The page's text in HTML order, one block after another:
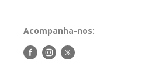
Acompanha-nos:
Siga-Siga-Siga-